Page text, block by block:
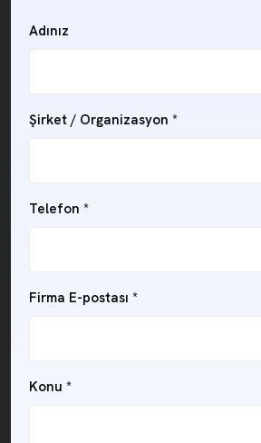
Adınız
Şirket / Organizasyon *
Telefon *
Firma E-postası *
Konu *